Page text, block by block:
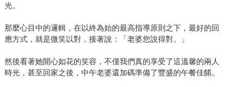
光。
那麼心目中的邏輯，在以終為始的最高指導原則之下，最好的回
應方式，就是微笑以對，接著說：「老婆您說得對。」
然後看著她開心如花的笑容，不僅我們真的享受了這溫馨的兩人
時光，甚至回家之後，中午老婆還加碼準備了豐盛的午餐佳餚。